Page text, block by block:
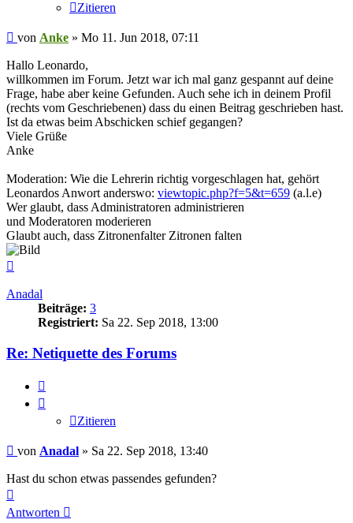
Zitieren
Beitrag
von Anke » Mo 11. Jun 2018, 07:11
Hallo Leonardo,
willkommen im Forum. Jetzt war ich mal ganz gespannt auf deine
Frage, habe aber keine Gefunden. Auch sehe ich in deinem Profil
(rechts vom Geschriebenen) dass du einen Beitrag geschrieben hast.
Ist da etwas beim Abschicken schief gegangen?
Viele Grüße
Anke
Moderation: Wie die Lehrerin richtig vorgeschlagen hat, gehört
Leonardos Anwort anderswo: viewtopic.php?f=5&t=659 (a.l.e)
Wer glaubt, dass Administratoren administrieren
und Moderatoren moderieren
Glaubt auch, dass Zitronenfalter Zitronen falten
Anadal
Beiträge: 3
Registriert: Sa 22. Sep 2018, 13:00
Re: Netiquette des Forums
Zitieren
Beitrag
von Anadal » Sa 22. Sep 2018, 13:40
Hast du schon etwas passendes gefunden?
oben
Antworten